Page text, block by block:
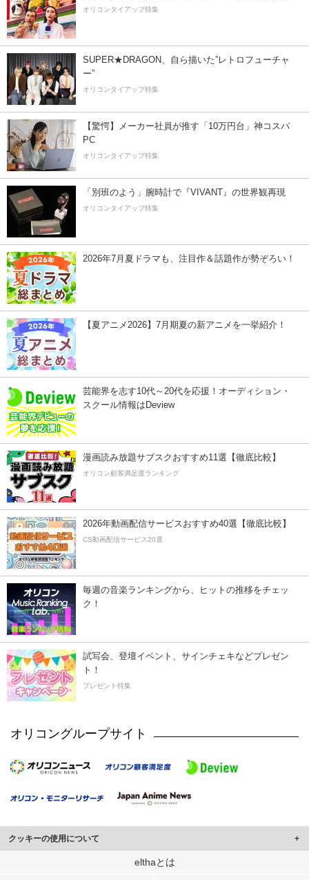
オリコンタイアップ特集
SUPER★DRAGON、自ら描いた”レトロフューチャ
ー”
オリコンタイアップ特集
【驚愕】メーカー社員が推す「10万円台」神コスパ
PC
オリコンタイアップ特集
「別班のよう」腕時計で『VIVANT』の世界観再現
オリコンタイアップ特集
2026年7月夏ドラマも、注目作＆話題作が勢ぞろい！
【夏アニメ2026】7月期夏の新アニメを一挙紹介！
芸能界を志す10代～20代を応援！オーディション・
スクール情報はDeview
漫画読み放題サブスクおすすめ11選【徹底比較】
オリコン顧客満足度ランキング
2026年動画配信サービスおすすめ40選【徹底比較】
CS動画配信サービス20選
毎週の音楽ランキングから、ヒットの推移をチェッ
ク！
試写会、登壇イベント、サインチェキなどプレゼン
ト！
プレゼント特集
オリコングループサイト
クッキーの使用について
このサイトでは Cookie を使用して、ユーザーに合わせたコンテンツや広告の
elthaとは